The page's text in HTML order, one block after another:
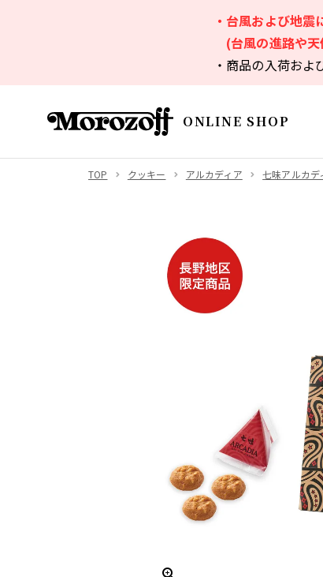
・台風および地震
(台風の進路や
・商品の入荷お
ONLINE SHOP
TOP クッキー アルカディア 七味アルカデ